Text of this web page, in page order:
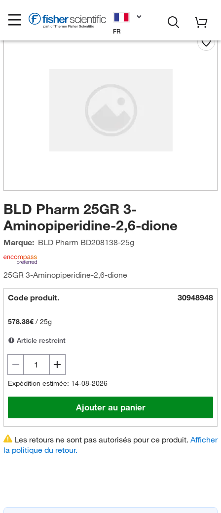
FR
BLD Pharm 25GR 3-
Aminopiperidine-2,6-dione
Marque: BLD Pharm BD208138-25g
25GR 3-Aminopiperidine-2,6-dione
Code produit. 30948948
578.38€/ 25g
Article restreint
Expédition estimée: 14-08-2026
Ajouter au panier
Les retours ne sont pas autorisés pour ce produit. Afficher
la politique du retour.